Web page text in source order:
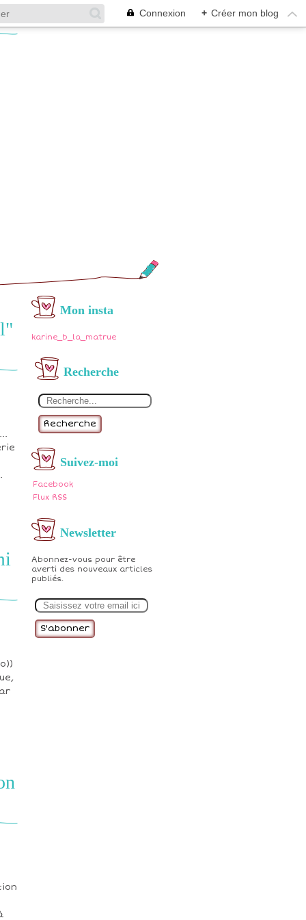
Connexion + Créer mon blog
Mon insta
karine_b_la_matrue
Recherche
Recherche
Suivez-moi
Facebook
Flux RSS
Newsletter
Abonnez-vous pour être
averti des nouveaux articles
publiés.
m